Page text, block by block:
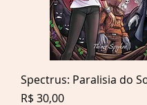
Spectrus: Paralisia do
Preço
R$ 30,00